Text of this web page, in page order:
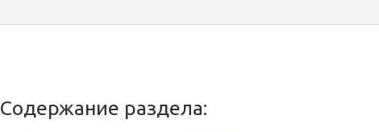
Содержание раздела: